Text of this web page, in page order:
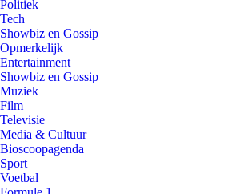
Politiek
Tech
Showbiz en Gossip
Opmerkelijk
Entertainment
Showbiz en Gossip
Muziek
Film
Televisie
Media & Cultuur
Bioscoopagenda
Sport
Voetbal